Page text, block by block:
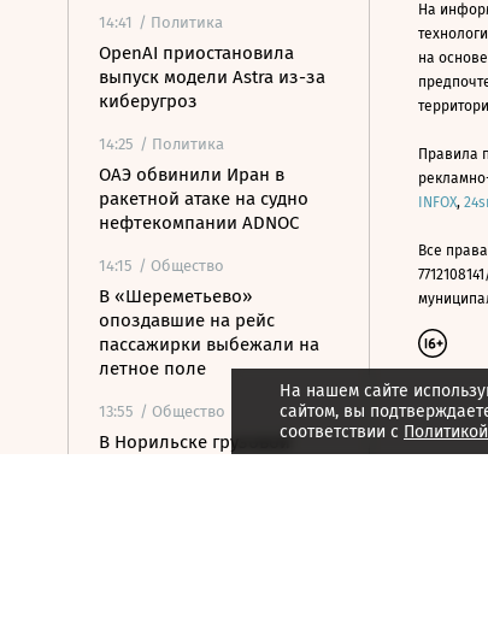
14:41 / Политика
OpenAI приостановила
выпуск модели Astra из-за
киберугроз
14:25 / Политика
ОАЭ обвинили Иран в
ракетной атаке на судно
нефтекомпании ADNOC
14:15 / Общество
В «Шереметьево»
опоздавшие на рейс
пассажирки выбежали на
летное поле
13:55 / Общество
В Норильске грузовой
На нашем сайте
сайтом, вы
соответствии с
На
на
Правила
INFOX,
Все